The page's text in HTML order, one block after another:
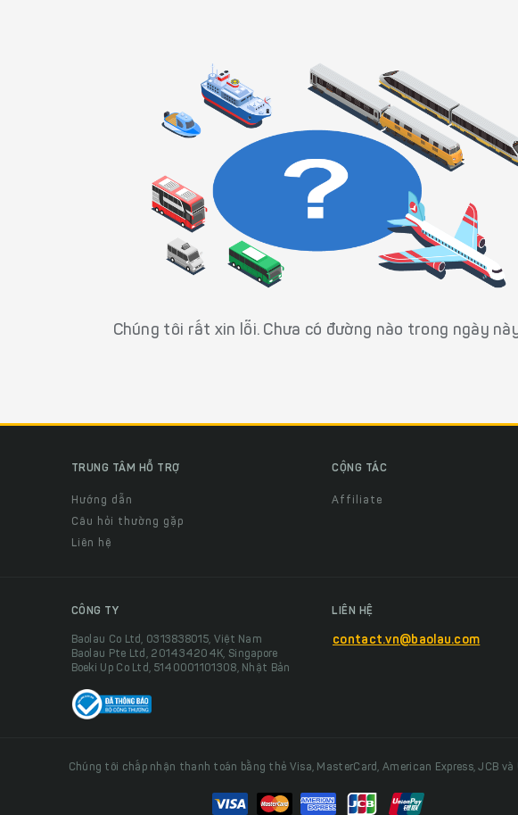
Chúng tôi rất xin lỗi. Chưa có đường nào trong ngày
TRUNG TÂM HỖ TRỢ
Hướng dẫn
Câu hỏi thường gặp
Liên hệ
CỘNG TÁC
Affiliate
CÔNG TY
Baolau Co Ltd, 0313838015, Việt Nam
Baolau Pte Ltd, 201434204K, Singapore
Boeki Up Co Ltd, 5140001101308, Nhật Bản
LIÊN HỆ
contact.vn@baolau.com
Chúng tôi chấp nhận thanh toán bằng thẻ Visa, MasterCard, American Express, JCB và